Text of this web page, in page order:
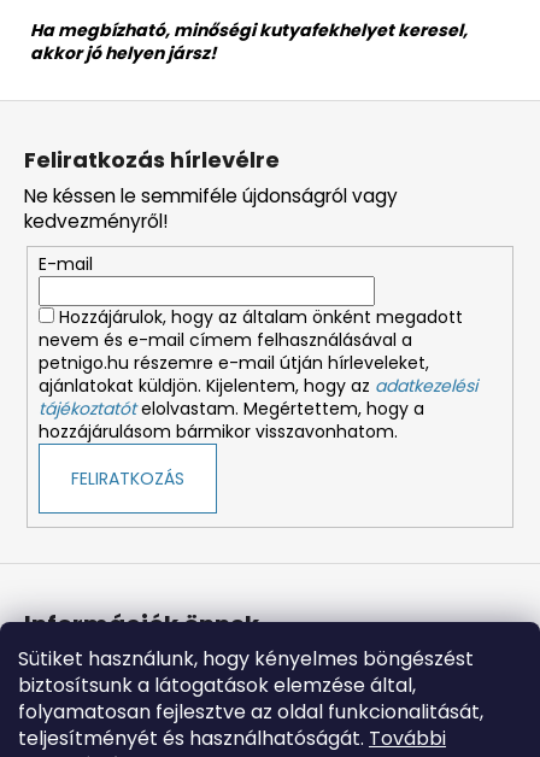
Sütiket használunk, hogy kényelmes böngészést
biztosítsunk a látogatások elemzése által,
folyamatosan fejlesztve az oldal funkcionalitását,
teljesítményét és használhatóságát. További
Ha megbízható, minőségi kutyafekhelyet keresel,
akkor jó helyen jársz!
Feliratkozás hírlevélre
Ne késsen le semmiféle újdonságról vagy
kedvezményről!
E-mail
Hozzájárulok, hogy az általam önként megadott
nevem és e-mail címem felhasználásával a
petnigo.hu részemre e-mail útján hírleveleket,
ajánlatokat küldjön. Kijelentem, hogy az adatkezelési
tájékoztatót elolvastam. Megértettem, hogy a
hozzájárulásom bármikor visszavonhatom.
FELIRATKOZÁS
Információk önnek
Üzleti feltételek (ÁSZF)
Adatkezelési tájékoztató
Süti tájékoztató